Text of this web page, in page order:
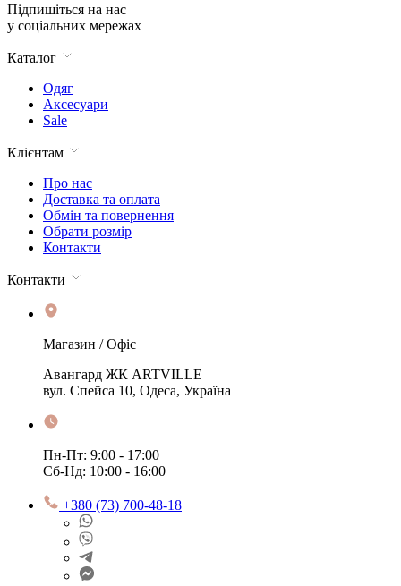
Підпишіться на нас
у соціальних мережах
Каталог
Одяг
Аксесуари
Sale
Клієнтам
Про нас
Доставка та оплата
Обмін та повернення
Обрати розмір
Контакти
Контакти
Магазин / Офіс
Авангард ЖК ARTVILLE
вул. Спейса 10, Одеса, Україна
Пн-Пт: 9:00 - 17:00
Сб-Нд: 10:00 - 16:00
+380 (73) 700-48-18